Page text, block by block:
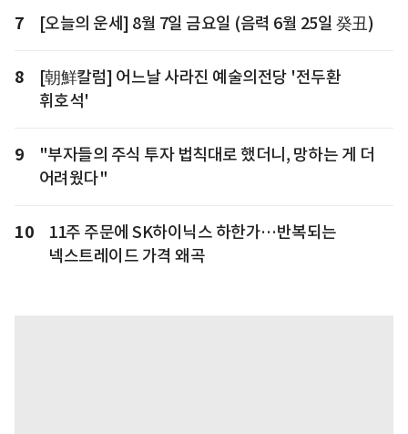
7 [오늘의 운세] 8월 7일 금요일 (음력 6월 25일 癸丑)
8
[朝鮮칼럼] 어느날 사라진 예술의전당 '전두환
휘호석'
9
"부자들의 주식 투자 법칙대로 했더니, 망하는 게 더
어려웠다"
10
11주 주문에 SK하이닉스 하한가…반복되는
넥스트레이드 가격 왜곡